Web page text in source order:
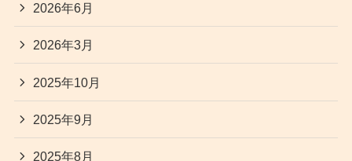
2026年6月
2026年3月
2025年10月
2025年9月
2025年8月